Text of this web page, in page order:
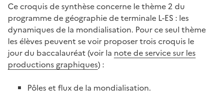
Ce croquis de synthèse concerne le thème 2 du
programme de géographie de terminale L-ES : les
dynamiques de la mondialisation. Pour ce seul thème
les élèves peuvent se voir proposer trois croquis le
jour du baccalauréat (voir la note de service sur les
productions graphiques) :
Pôles et flux de la mondialisation.